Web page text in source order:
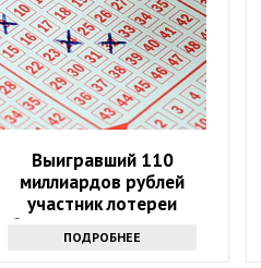
Выигравший 110
миллиардов рублей
участник лотереи
объявился через девять
месяцев
ПОДРОБНЕЕ